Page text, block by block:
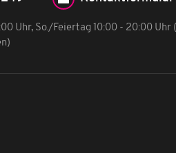
Uhr, So./Feiertag 10:00 - 20:00